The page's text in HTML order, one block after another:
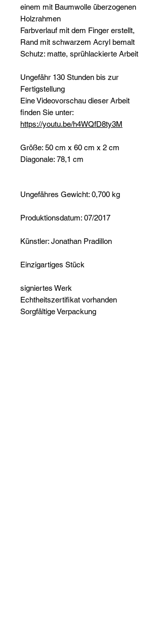
einem mit Baumwolle überzogenen
Holzrahmen
Farbverlauf mit dem Finger erstellt,
Rand mit schwarzem Acryl bemalt
Schutz: matte, sprühlackierte Arbeit
Ungefähr 130 Stunden bis zur
Fertigstellung
Eine Videovorschau dieser Arbeit
finden Sie unter:
https://youtu.be/h4WQfD8ty3M
Größe: 50 cm x 60 cm x 2 cm
Diagonale: 78,1 cm
Ungefähres Gewicht: 0,700 kg
Produktionsdatum: 07/2017
Künstler: Jonathan Pradillon
Einzigartiges Stück
signiertes Werk
Echtheitszertifikat vorhanden
Sorgfältige Verpackung